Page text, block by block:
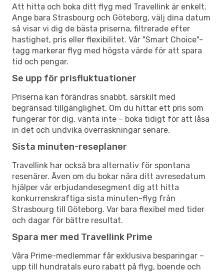
Att hitta och boka ditt flyg med Travellink är enkelt.
Ange bara Strasbourg och Göteborg, välj dina datum
så visar vi dig de bästa priserna, filtrerade efter
hastighet, pris eller flexibilitet. Vår "Smart Choice"-
tagg markerar flyg med högsta värde för att spara
tid och pengar.
Se upp för prisfluktuationer
Priserna kan förändras snabbt, särskilt med
begränsad tillgänglighet. Om du hittar ett pris som
fungerar för dig, vänta inte – boka tidigt för att låsa
in det och undvika överraskningar senare.
Sista minuten-reseplaner
Travellink har också bra alternativ för spontana
resenärer. Även om du bokar nära ditt avresedatum
hjälper vår erbjudandesegment dig att hitta
konkurrenskraftiga sista minuten-flyg från
Strasbourg till Göteborg. Var bara flexibel med tider
och dagar för bättre resultat.
Spara mer med Travellink Prime
Våra Prime-medlemmar får exklusiva besparingar –
upp till hundratals euro rabatt på flyg, boende och